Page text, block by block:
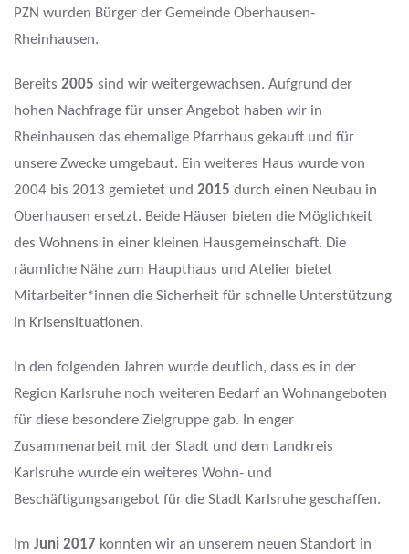
PZN wurden Bürger der Gemeinde Oberhausen-
Rheinhausen.
Bereits 2005 sind wir weitergewachsen. Aufgrund der
hohen Nachfrage für unser Angebot haben wir in
Rheinhausen das ehemalige Pfarrhaus gekauft und für
unsere Zwecke umgebaut. Ein weiteres Haus wurde von
2004 bis 2013 gemietet und 2015 durch einen Neubau in
Oberhausen ersetzt. Beide Häuser bieten die Möglichkeit
des Wohnens in einer kleinen Hausgemeinschaft. Die
räumliche Nähe zum Haupthaus und Atelier bietet
Mitarbeiter*innen die Sicherheit für schnelle Unterstützung
in Krisensituationen.
In den folgenden Jahren wurde deutlich, dass es in der
Region Karlsruhe noch weiteren Bedarf an Wohnangeboten
für diese besondere Zielgruppe gab. In enger
Zusammenarbeit mit der Stadt und dem Landkreis
Karlsruhe wurde ein weiteres Wohn- und
Beschäftigungsangebot für die Stadt Karlsruhe geschaffen.
Im Juni 2017 konnten wir an unserem neuen Standort in